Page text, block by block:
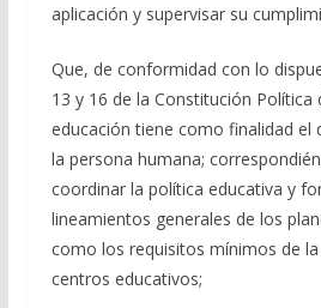
aplicación y supervisar su
Que, de conformidad con lo
13 y 16 de la Constitución Política
educación tiene como finalidad el
la persona humana;
coordinar la política educativa y
lineamientos generales de los
como los requisitos mínimos de
centros educativos;